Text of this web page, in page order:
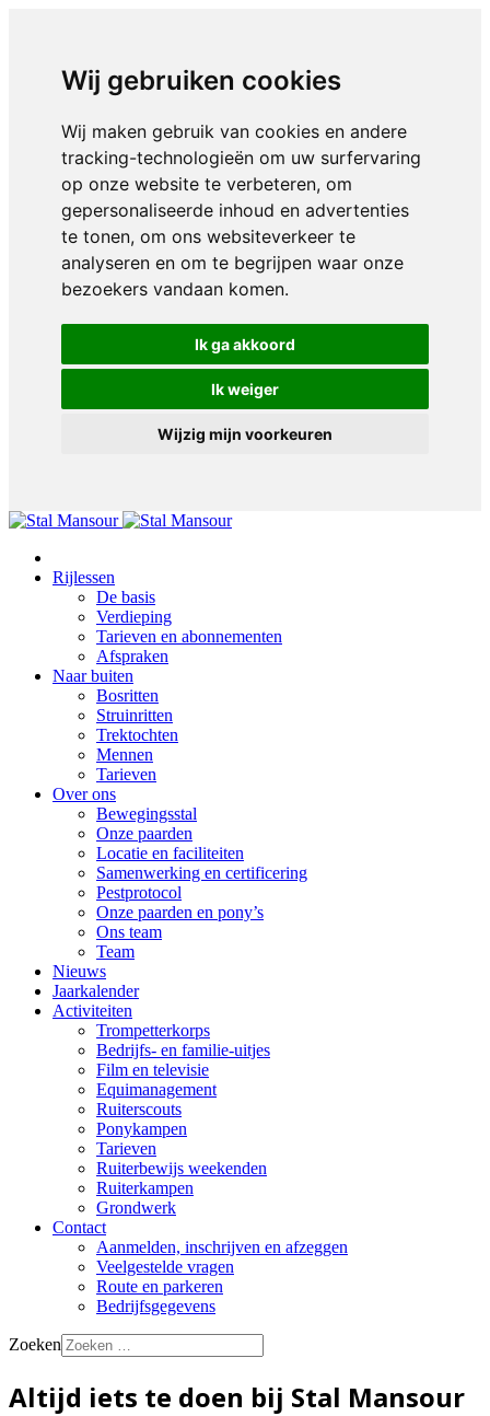
Wij gebruiken cookies
Wij maken gebruik van cookies en andere
tracking-technologieën om uw surfervaring
op onze website te verbeteren, om
gepersonaliseerde inhoud en advertenties
te tonen, om ons websiteverkeer te
analyseren en om te begrijpen waar onze
bezoekers vandaan komen.
Ik ga akkoord
Ik weiger
Wijzig mijn voorkeuren
Rijlessen
De basis
Verdieping
Tarieven en abonnementen
Afspraken
Naar buiten
Bosritten
Struinritten
Trektochten
Mennen
Tarieven
Over ons
Bewegingsstal
Onze paarden
Locatie en faciliteiten
Samenwerking en certificering
Pestprotocol
Onze paarden en pony’s
Ons team
Team
Nieuws
Jaarkalender
Activiteiten
Trompetterkorps
Bedrijfs- en familie-uitjes
Film en televisie
Equimanagement
Ruiterscouts
Ponykampen
Tarieven
Ruiterbewijs weekenden
Ruiterkampen
Grondwerk
Contact
Aanmelden, inschrijven en afzeggen
Veelgestelde vragen
Route en parkeren
Bedrijfsgegevens
Zoeken
Altijd iets te doen bij Stal Mansour